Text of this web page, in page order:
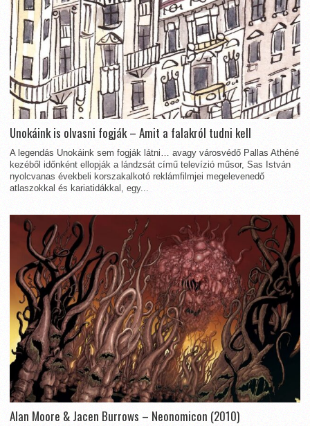
Unokáink is olvasni fogják – Amit a falakról tudni kell
A legendás Unokáink sem fogják látni… avagy városvédő Pallas Athéné
kezéből időnként ellopják a lándzsát című televízió műsor, Sas István
nyolcvanas évekbeli korszakalkotó reklámfilmjei megelevenedő
atlaszokkal és kariatidákkal, egy...
Alan Moore & Jacen Burrows – Neonomicon (2010)